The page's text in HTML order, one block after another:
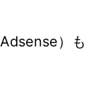
）も